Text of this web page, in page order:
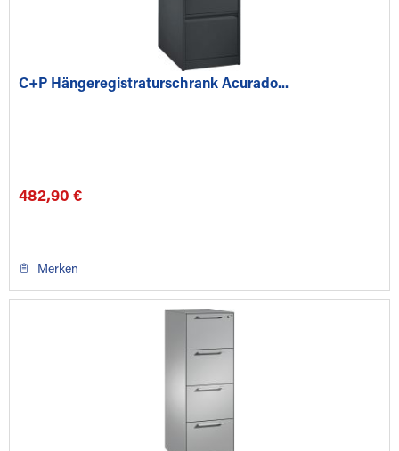
C+P Hängeregistraturschrank Acurado...
482,90 €
Merken